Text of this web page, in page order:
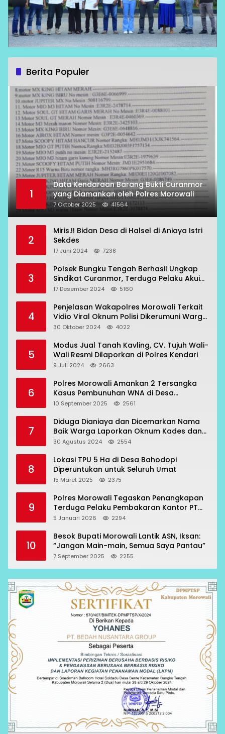
Berita Populer
1
Data Kendaraan Barang Bukti Curanmor
yang Diamankan oleh Polres Morowali
7 Oktober 2025 41564
2
Miris.!! Bidan Desa di Halsel di Aniaya Istri
Sekdes
17 Juni 2024 7238
3
Polsek Bungku Tengah Berhasil Ungkap
Sindikat Curanmor, Terduga Pelaku Akui
Beraksi di 7 Lokasi
17 Desember 2024 5160
4
Penjelasan Wakapolres Morowali Terkait
Vidio Viral Oknum Polisi Dikerumuni Warga
Bahodopi
30 Oktober 2024 4022
5
Modus Jual Tanah Kavling, CV. Tujuh Wali-
Wali Resmi Dilaporkan di Polres Kendari
9 Juli 2024 2663
6
Polres Morowali Amankan 2 Tersangka
Kasus Pembunuhan WNA di Desa
Topogaro
10 September 2025 2561
7
Diduga Dianiaya dan Dicemarkan Nama
Baik Warga Laporkan Oknum Kades dan
Oknum Polisi
30 Agustus 2024 2554
8
Lokasi TPU 5 Ha di Desa Bahodopi
Diperuntukan untuk Seluruh Umat
15 Maret 2025 2375
9
Polres Morowali Tegaskan Penangkapan
Terduga Pelaku Pembakaran Kantor PT
RCP Sesuai Prosedur
5 Januari 2026 2294
10
Besok Bupati Morowali Lantik ASN, Iksan:
“Jangan Main-main, Semua Saya Pantau”
7 September 2025 2255